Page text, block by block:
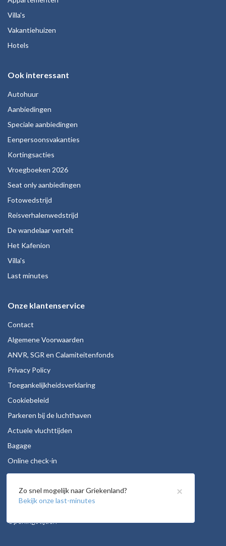
Villa's
Vakantiehuizen
Hotels
Ook interessant
Autohuur
Aanbiedingen
Speciale aanbiedingen
Eenpersoonsvakanties
Kortingsacties
Vroegboeken 2026
Seat only aanbiedingen
Fotowedstrijd
Reisverhalenwedstrijd
De wandelaar vertelt
Het Kafenion
Villa's
Last minutes
Onze klantenservice
Contact
Algemene Voorwaarden
ANVR, SGR en Calamiteitenfonds
Privacy Policy
Toegankelijkheidsverklaring
Cookiebeleid
Parkeren bij de luchthaven
Actuele vluchttijden
Bagage
Online check-in
Stoelreservering
Autohuur
Vacatures
Openingstijden
×
Zo snel mogelijk naar Griekenland?
Bekijk onze last-minutes